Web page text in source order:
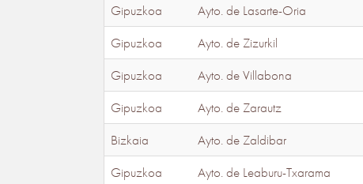
Gipuzkoa
Ayto. de Lasarte-Oria
Gipuzkoa
Ayto. de Zizurkil
Gipuzkoa
Ayto. de Villabona
Gipuzkoa
Ayto. de Zarautz
Bizkaia
Ayto. de Zaldibar
Gipuzkoa
Ayto. de Leaburu-Txarama